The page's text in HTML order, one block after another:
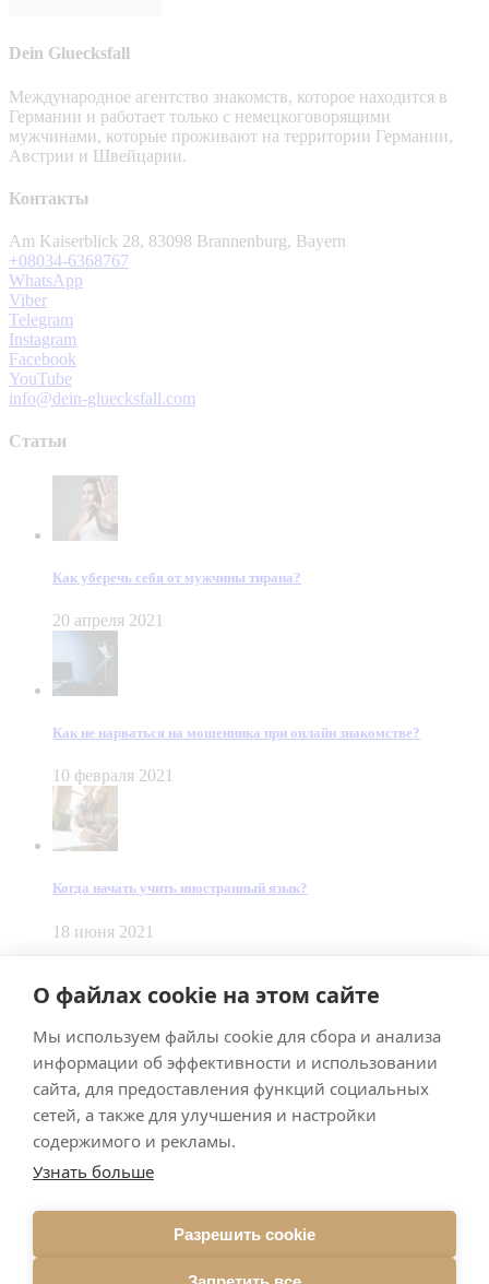
О файлах cookie на этом сайте
Мы используем файлы cookie для сбора и анализа
информации об эффективности и использовании
сайта, для предоставления функций социальных
сетей, а также для улучшения и настройки
содержимого и рекламы.
Узнать больше
Разрешить cookie
Dein Gluecksfall
Международное агентство знакомств, которое находится в
Германии и работает только с немецкоговорящими
мужчинами, которые проживают на территории Германии,
Австрии и Швейцарии.
Контакты
Am Kaiserblick 28, 83098 Brannenburg, Bayern
+08034-6368767
WhatsApp
Viber
Telegram
Instagram
Facebook
YouTube
info@dein-gluecksfall.com
Статьи
Как уберечь себя от мужчины тирана?
20 апреля 2021
Как не нарваться на мошенника при онлайн знакомстве?
10 февраля 2021
Когда начать учить иностранный язык?
18 июня 2021
Made bySmart Team
ImpressumDatenschutz
Подписывайтесь на меня в Телеграм
Подписаться